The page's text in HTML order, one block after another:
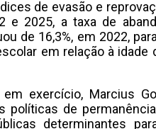
de evasão e
e 2025, a taxa de
de 16,3%, em 2022,
em relação à idade
exercício, Marcius
de
determinantes